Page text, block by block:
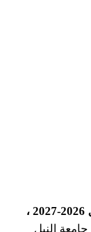
ننشر لكم أسعار مصاريف جامعة النيل 2026-2027 ،
جامعة النيل